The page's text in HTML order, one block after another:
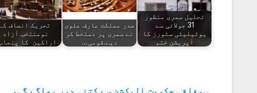
تحلیل سمری منظور
31 جولائی سے
یوٹیلیٹی سٹورز کا
آپریشن ختم
صدر مملکت عارف علوی
نے سمری پر دستخط کر
دیے.قومی…
تحریک انصاف
نومنتخب آزاد
اراکینِ کا